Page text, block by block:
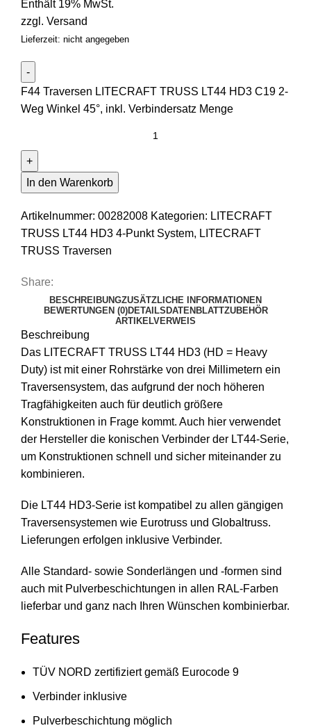
Enthält 19% MwSt.
zzgl. Versand
Lieferzeit: nicht angegeben
F44 Traversen LITECRAFT TRUSS LT44 HD3 C19 2-
Weg Winkel 45°, inkl. Verbindersatz Menge
In den Warenkorb
Artikelnummer: 00282008 Kategorien: LITECRAFT
TRUSS LT44 HD3 4-Punkt System, LITECRAFT
TRUSS Traversen
Share:
BESCHREIBUNGZUSÄTZLICHE INFORMATIONEN
BEWERTUNGEN (0)DETAILS DATENBLATTZUBEHÖR
ARTIKELVERWEIS
Beschreibung
Das LITECRAFT TRUSS LT44 HD3 (HD = Heavy
Duty) ist mit einer Rohrstärke von drei Millimetern ein
Traversensystem, das aufgrund der noch höheren
Tragfähigkeiten auch für deutlich größere
Konstruktionen in Frage kommt. Auch hier verwendet
der Hersteller die konischen Verbinder der LT44-Serie,
um Konstruktionen schnell und sicher miteinander zu
kombinieren.
Die LT44 HD3-Serie ist kompatibel zu allen gängigen
Traversensystemen wie Eurotruss und Globaltruss.
Lieferungen erfolgen inklusive Verbinder.
Alle Standard- sowie Sonderlängen und -formen sind
auch mit Pulverbeschichtungen in allen RAL-Farben
lieferbar und ganz nach Ihren Wünschen kombinierbar.
Features
TÜV NORD zertifiziert gemäß Eurocode 9
Verbinder inklusive
Pulverbeschichtung möglich